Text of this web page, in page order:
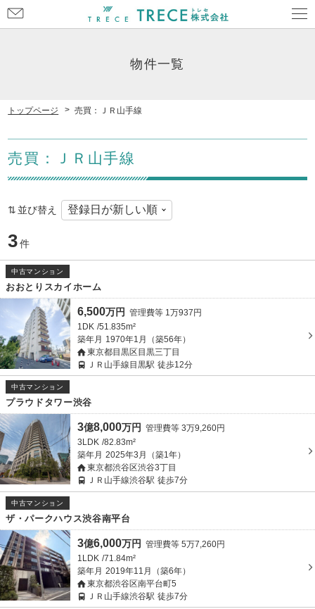
問
物件一覧
トップページ 売買：ＪＲ山手線
売買：ＪＲ山手線
並び替え
3件
中古マンション
おおとりスカイホーム
1DK 51.835m²
築年月 1970年1月（築56年）
東京都目黒区目黒三丁目
ＪＲ山手線目黒駅 徒歩12分
6,500万円 管理費等 1万937 円
中古マンション
プラウドタワー渋谷
3LDK 82.83m²
築年月 2025年3月（築1年）
東京都渋谷区渋谷3丁目
ＪＲ山手線渋谷駅 徒歩7分
3億8,000万円 管理費等 3万9,260円
中古マンション
ザ・パークハウス渋谷南平台
1LDK 71.84m²
築年月 2019年11月（築6年）
東京都渋谷区南平台町5
ＪＲ山手線渋谷駅 徒歩7分
3億6,000万円 管理費等 5万7,260円